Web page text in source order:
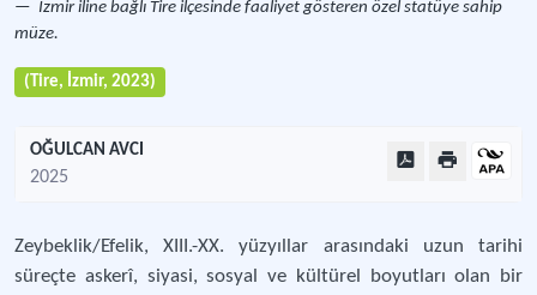
İzmir iline bağlı Tire ilçesinde faaliyet gösteren özel statüye sahip
müze.
(Tire, İzmir, 2023)
OĞULCAN AVCI
2025
Zeybeklik/Efelik, XIII.-XX. yüzyıllar arasındaki uzun tarihi
süreçte askerî, siyasi, sosyal ve kültürel boyutları olan bir